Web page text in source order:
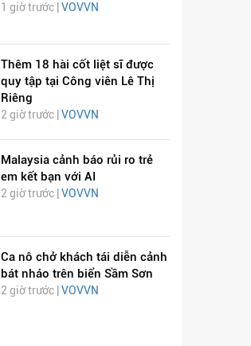
1 giờ trước | VOVVN
Thêm 18 hài cốt liệt sĩ được
quy tập tại Công viên Lê Thị
Riêng
2 giờ trước | VOVVN
Malaysia cảnh báo rủi ro trẻ
em kết bạn với AI
2 giờ trước | VOVVN
Ca nô chở khách tái diễn cảnh
bát nháo trên biển Sầm Sơn
2 giờ trước | VOVVN